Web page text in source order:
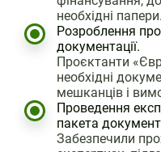
необхідні папери.
Розроблення
документації.
Проєктанти
необхідні
мешканців і
Проведення
пакета
Забезпечили